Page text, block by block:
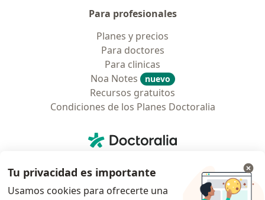
Para profesionales
Planes y precios
Para doctores
Para clinicas
Noa Notes
nuevo
Recursos gratuitos
Condiciones de los Planes Doctoralia
Doctoralia - Página de inicio
Tv 23 No. 97 - 73
Municipio: Bogotá D.C., Colombia
Tu privacidad es importante
Usamos cookies para ofrecerte una